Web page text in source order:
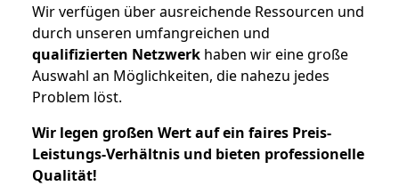
Wir verfügen über ausreichende Ressourcen und
durch unseren umfangreichen und
qualifizierten Netzwerk haben wir eine große
Auswahl an Möglichkeiten, die nahezu jedes
Problem löst.
Wir legen großen Wert auf ein faires Preis-
Leistungs-Verhältnis und bieten professionelle
Qualität!